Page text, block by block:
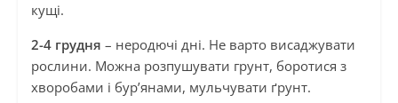
кущі.
2-4 грудня – неродючі дні. Не варто висаджувати
рослини. Можна розпушувати грунт, боротися з
хворобами і бур’янами, мульчувати ґрунт.